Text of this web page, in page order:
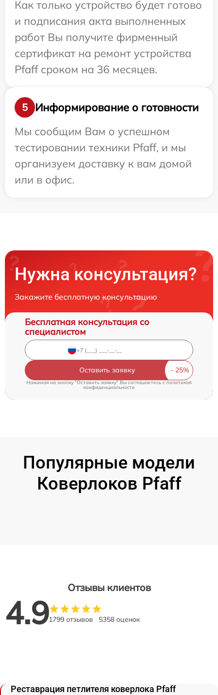
Как только устройство будет готово
и подписания акта выполненных
работ Вы получите фирменный
сертификат на ремонт устройства
Pfaff сроком на 36 месяцев.
5
Информирование о готовности
Мы сообщим Вам о успешном
тестировании техники Pfaff, и мы
организуем доставку к вам домой
или в офис.
Нужна консультация?
Закажите бесплатную консультацию
Бесплатная консультация со
специалистом
Оставить заявку
Нажимая на кнопку "Оставить заявку" Вы соглашаетесь c политикой
конфиденциальности
Популярные модели
Коверлоков Pfaff
Отзывы клиентов
4.91799 отзывов 5358 оценок
Реставрация петлителя коверлока Pfaff